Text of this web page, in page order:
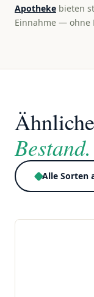
Apotheke bieten
Einnahme — ohne
Bestand.
Alle Sorten